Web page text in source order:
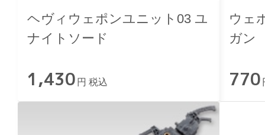
ヘヴィウェポンユニット03 ユ
ナイトソード
1,430 円 税込
ウェ
ガン
770